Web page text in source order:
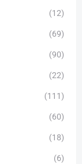
(12)
(69)
(90)
(22)
(111)
(60)
(18)
(6)